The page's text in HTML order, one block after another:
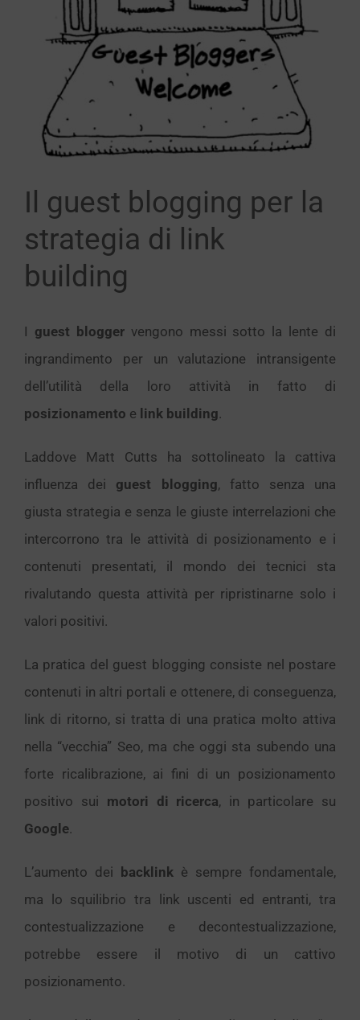
Il guest blogging per la
strategia di link
building
I guest bloggervengono messi sotto la lente di
ingrandimento per un valutazione intransigente
dell’utilità della loro attività in fatto di
posizionamento e link building.
Laddove Matt Cutts ha sottolineato la cattiva
influenza dei guest blogging, fatto senza una
giusta strategia e senza le giuste interrelazioni che
intercorrono tra le attività di posizionamento e i
contenuti presentati, il mondo dei tecnici sta
rivalutando questa attività per ripristinarne solo i
valori positivi.
La pratica del guest blogging consiste nel postare
contenuti in altri portali e ottenere, di conseguenza,
link di ritorno, si tratta di una pratica molto attiva
nella “vecchia” Seo, ma che oggi sta subendo una
forte ricalibrazione, ai fini di un posizionamento
positivo sui motori di ricerca, in particolare su
Google.
L’aumento dei backlink è sempre fondamentale,
ma lo squilibrio tra link uscenti ed entranti, tra
contestualizzazione e decontestualizzazione,
potrebbe essere il motivo di un cattivo
posizionamento.